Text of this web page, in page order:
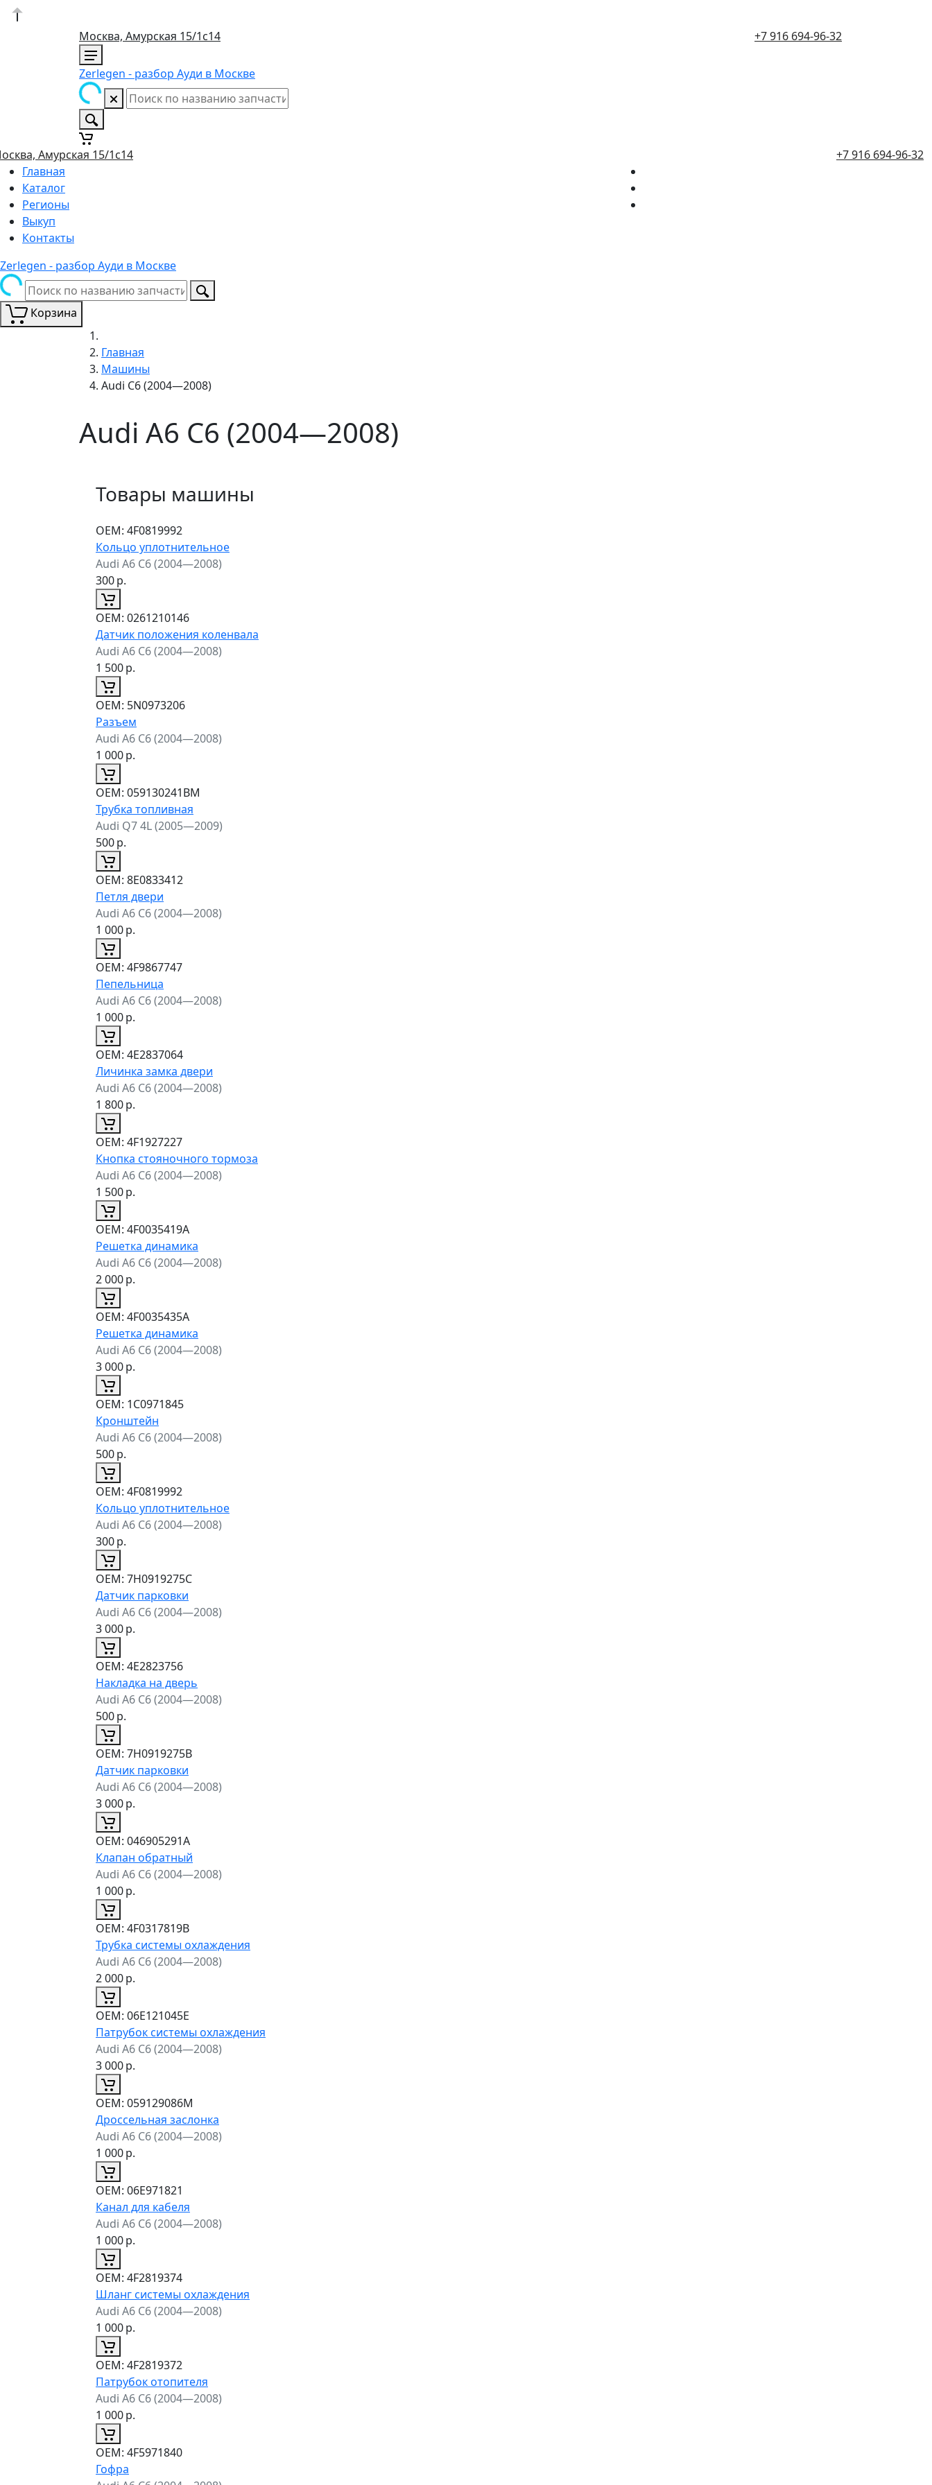
Москва, Амурская 15/1с14 +7 916 694-96-32
Zerlegen - разбор Ауди в Москве
Амурская 15/1с14
+7 916 694-96-32
Главная
Каталог
Регионы
Выкуп
Контакты
Zerlegen - разбор Ауди в Москве
Корзина
Главная
Машины
Audi C6 (2004—2008)
Audi A6 C6 (2004—2008)
Товары машины
ОЕМ: 4F0819992
Кольцо уплотнительное
Audi A6 C6 (2004—2008)
300р.
ОЕМ: 0261210146
Датчик положения коленвала
Audi A6 C6 (2004—2008)
1 500р.
ОЕМ: 5N0973206
Разъем
Audi A6 C6 (2004—2008)
1 000р.
ОЕМ: 059130241BM
Трубка топливная
Audi Q7 4L (2005—2009)
500р.
ОЕМ: 8E0833412
Петля двери
Audi A6 C6 (2004—2008)
1 000р.
ОЕМ: 4F9867747
Пепельница
Audi A6 C6 (2004—2008)
1 000р.
ОЕМ: 4E2837064
Личинка замка двери
Audi A6 C6 (2004—2008)
1 800р.
ОЕМ: 4F1927227
Кнопка стояночного тормоза
Audi A6 C6 (2004—2008)
1 500р.
ОЕМ: 4F0035419A
Решетка динамика
Audi A6 C6 (2004—2008)
2 000р.
ОЕМ: 4F0035435A
Решетка динамика
Audi A6 C6 (2004—2008)
3 000р.
ОЕМ: 1C0971845
Кронштейн
Audi A6 C6 (2004—2008)
500р.
ОЕМ: 4F0819992
Кольцо уплотнительное
Audi A6 C6 (2004—2008)
300р.
ОЕМ: 7H0919275C
Датчик парковки
Audi A6 C6 (2004—2008)
3 000р.
ОЕМ: 4E2823756
Накладка на дверь
Audi A6 C6 (2004—2008)
500р.
ОЕМ: 7H0919275B
Датчик парковки
Audi A6 C6 (2004—2008)
3 000р.
ОЕМ: 046905291A
Клапан обратный
Audi A6 C6 (2004—2008)
1 000р.
ОЕМ: 4F0317819B
Трубка системы охлаждения
Audi A6 C6 (2004—2008)
2 000р.
ОЕМ: 06E121045E
Патрубок системы охлаждения
Audi A6 C6 (2004—2008)
3 000р.
ОЕМ: 059129086M
Дроссельная заслонка
Audi A6 C6 (2004—2008)
1 000р.
ОЕМ: 06E971821
Канал для кабеля
Audi A6 C6 (2004—2008)
1 000р.
ОЕМ: 4F2819374
Шланг системы охлаждения
Audi A6 C6 (2004—2008)
1 000р.
ОЕМ: 4F2819372
Патрубок отопителя
Audi A6 C6 (2004—2008)
1 000р.
ОЕМ: 4F5971840
Гофра